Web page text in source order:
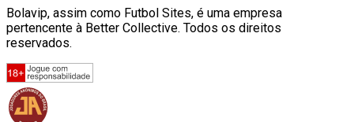
Bolavip, assim como Futbol Sites, é uma empresa
pertencente à Better Collective. Todos os direitos
reservados.